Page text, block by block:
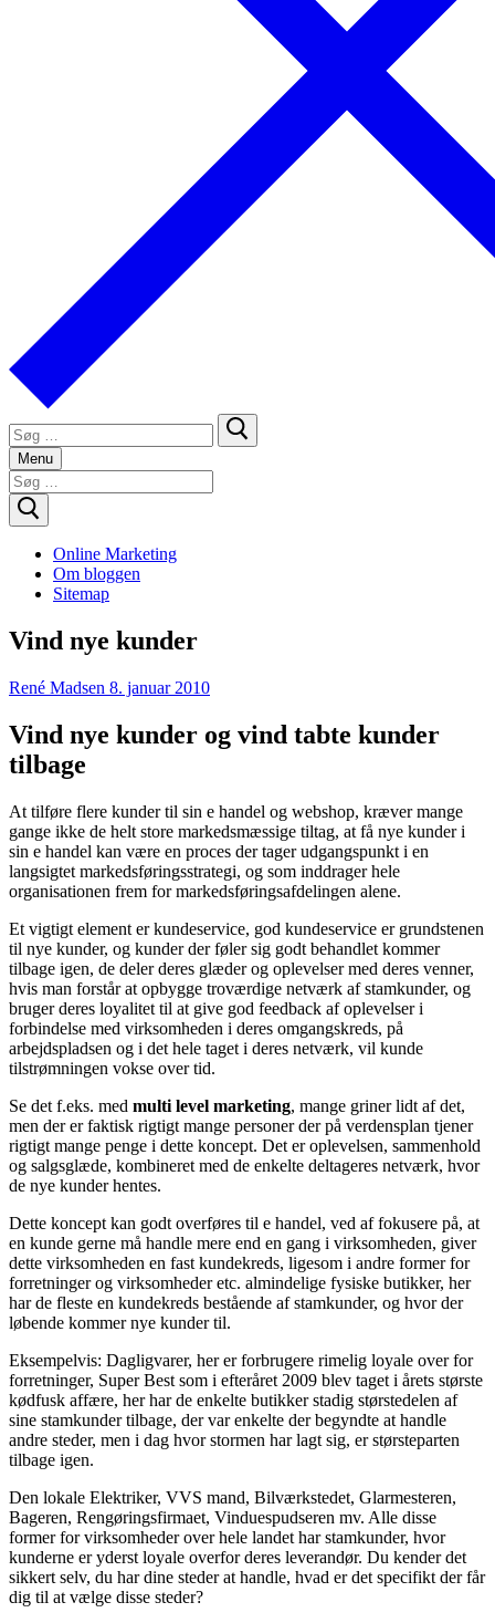
Søg
efter:
Menu
Søg
efter:
Online Marketing
Om bloggen
Sitemap
Vind nye kunder
René Madsen 8. januar 2010
Vind nye kunder og vind tabte kunder
tilbage
At tilføre flere kunder til sin e handel og webshop, kræver mange
gange ikke de helt store markedsmæssige tiltag, at få nye kunder i
sin e handel kan være en proces der tager udgangspunkt i en
langsigtet markedsføringsstrategi, og som inddrager hele
organisationen frem for markedsføringsafdelingen alene.
Et vigtigt element er kundeservice, god kundeservice er grundstenen
til nye kunder, og kunder der føler sig godt behandlet kommer
tilbage igen, de deler deres glæder og oplevelser med deres venner,
hvis man forstår at opbygge troværdige netværk af stamkunder, og
bruger deres loyalitet til at give god feedback af oplevelser i
forbindelse med virksomheden i deres omgangskreds, på
arbejdspladsen og i det hele taget i deres netværk, vil kunde
tilstrømningen vokse over tid.
Se det f.eks. med multi level marketing, mange griner lidt af det,
men der er faktisk rigtigt mange personer der på verdensplan tjener
rigtigt mange penge i dette koncept. Det er oplevelsen, sammenhold
og salgsglæde, kombineret med de enkelte deltageres netværk, hvor
de nye kunder hentes.
Dette koncept kan godt overføres til e handel, ved af fokusere på, at
en kunde gerne må handle mere end en gang i virksomheden, giver
dette virksomheden en fast kundekreds, ligesom i andre former for
forretninger og virksomheder etc. almindelige fysiske butikker, her
har de fleste en kundekreds bestående af stamkunder, og hvor der
løbende kommer nye kunder til.
Eksempelvis: Dagligvarer, her er forbrugere rimelig loyale over for
forretninger, Super Best som i efteråret 2009 blev taget i årets største
kødfusk affære, her har de enkelte butikker stadig størstedelen af
sine stamkunder tilbage, der var enkelte der begyndte at handle
andre steder, men i dag hvor stormen har lagt sig, er størsteparten
tilbage igen.
Den lokale Elektriker, VVS mand, Bilværkstedet, Glarmesteren,
Bageren, Rengøringsfirmaet, Vinduespudseren mv. Alle disse
former for virksomheder over hele landet har stamkunder, hvor
kunderne er yderst loyale overfor deres leverandør. Du kender det
sikkert selv, du har dine steder at handle, hvad er det specifikt der får
dig til at vælge disse steder?